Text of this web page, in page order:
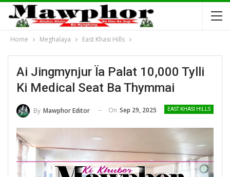
Home Meghalaya East Khasi Hills
Ai Jingmynjur Ïa Palat 10,000 Tylli
Ki Medical Seat Ba Thymmai
EAST KHASI HILLS
By Mawphor Editor On Sep 29, 2025